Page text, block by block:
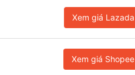
Xem giá Lazada
Xem giá Shopee